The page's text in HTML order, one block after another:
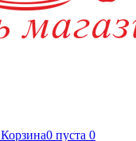
Корзина0 пуста 0